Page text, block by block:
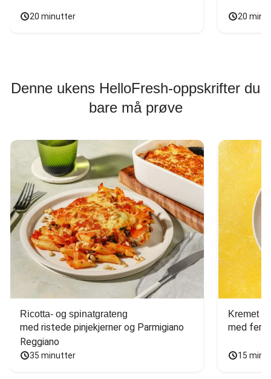
20 minutter 20
Denne ukens HelloFresh-oppskrifter du
bare må prøve
Ricotta- og spinatgrateng
med ristede pinjekjerner og Parmigiano
Reggiano
35 minutter
Kremet
med
15